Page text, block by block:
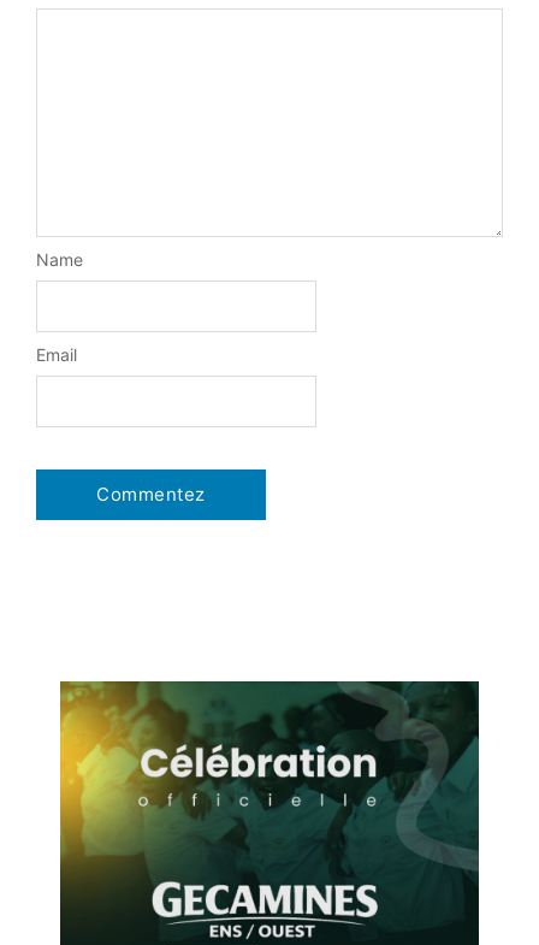
Name
Email